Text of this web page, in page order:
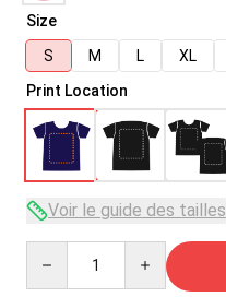
Size
S
M L XL
Print Location
Voir le guide des tailles